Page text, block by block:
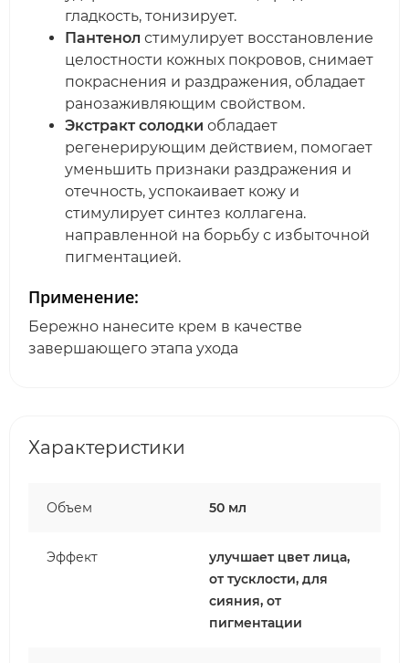
гладкость, тонизирует.
Пантенол стимулирует восстановление
целостности кожных покровов, снимает
покраснения и раздражения, обладает
ранозаживляющим свойством.
Экстракт солодки обладает
регенерирующим действием, помогает
уменьшить признаки раздражения и
отечность, успокаивает кожу и
стимулирует синтез коллагена.
направленной на борьбу с избыточной
пигментацией.
Применение:
Бережно нанесите крем в качестве
завершающего этапа ухода
Характеристики
Объем 50 мл
Эффект
улучшает цвет лица,
от тусклости, для
сияния, от
пигментации